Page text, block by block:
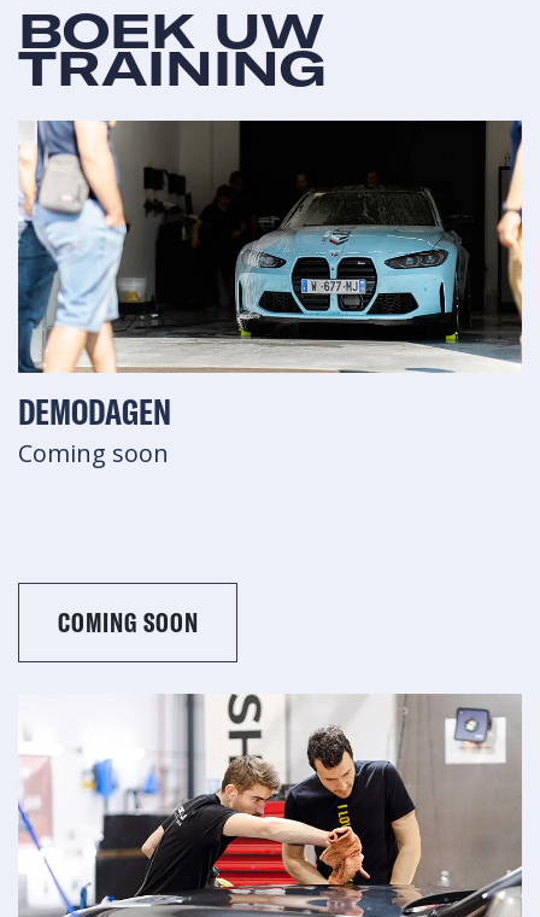
BOEK UW
TRAINING
DEMODAGEN
Coming soon
COMING SOON